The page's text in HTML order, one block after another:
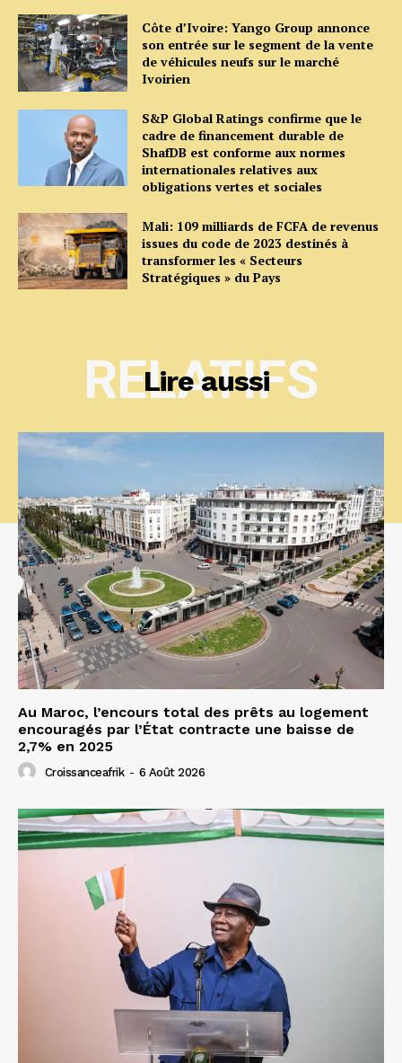
Côte d’Ivoire: Yango Group annonce
son entrée sur le segment de la vente
de véhicules neufs sur le marché
Ivoirien
S&P Global Ratings confirme que le
cadre de financement durable de
ShafDB est conforme aux normes
internationales relatives aux
obligations vertes et sociales
Mali: 109 milliards de FCFA de revenus
issues du code de 2023 destinés à
transformer les « Secteurs
Stratégiques » du Pays
Lire aussi
RELATIFS
Au Maroc, l’encours total des prêts au logement
encouragés par l’État contracte une baisse de
2,7% en 2025
Croissanceafrik - 6 Août 2026